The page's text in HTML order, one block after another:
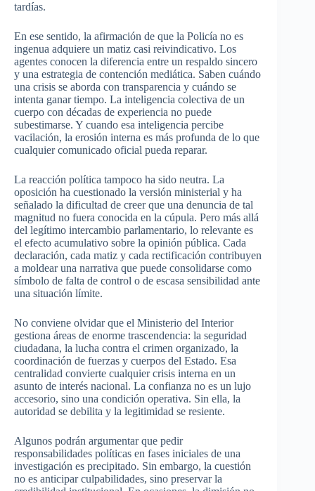
tardías.
En ese sentido, la afirmación de que la Policía no es
ingenua adquiere un matiz casi reivindicativo. Los
agentes conocen la diferencia entre un respaldo sincero
y una estrategia de contención mediática. Saben cuándo
una crisis se aborda con transparencia y cuándo se
intenta ganar tiempo. La inteligencia colectiva de un
cuerpo con décadas de experiencia no puede
subestimarse. Y cuando esa inteligencia percibe
vacilación, la erosión interna es más profunda de lo que
cualquier comunicado oficial pueda reparar.
La reacción política tampoco ha sido neutra. La
oposición ha cuestionado la versión ministerial y ha
señalado la dificultad de creer que una denuncia de tal
magnitud no fuera conocida en la cúpula. Pero más allá
del legítimo intercambio parlamentario, lo relevante es
el efecto acumulativo sobre la opinión pública. Cada
declaración, cada matiz y cada rectificación contribuyen
a moldear una narrativa que puede consolidarse como
símbolo de falta de control o de escasa sensibilidad ante
una situación límite.
No conviene olvidar que el Ministerio del Interior
gestiona áreas de enorme trascendencia: la seguridad
ciudadana, la lucha contra el crimen organizado, la
coordinación de fuerzas y cuerpos del Estado. Esa
centralidad convierte cualquier crisis interna en un
asunto de interés nacional. La confianza no es un lujo
accesorio, sino una condición operativa. Sin ella, la
autoridad se debilita y la legitimidad se resiente.
Algunos podrán argumentar que pedir
responsabilidades políticas en fases iniciales de una
investigación es precipitado. Sin embargo, la cuestión
no es anticipar culpabilidades, sino preservar la